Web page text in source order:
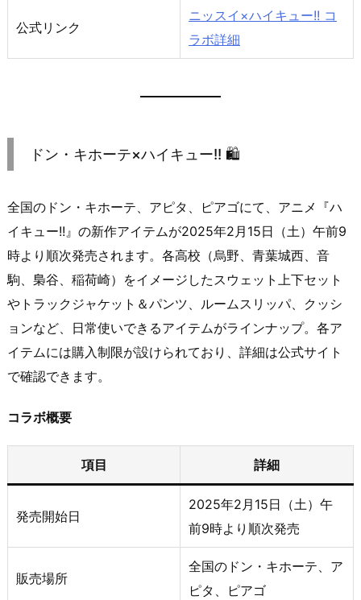
公式リンク
ニッスイ×ハイキュー!! コ
ラボ詳細
ドン・キホーテ×ハイキュー!! 🛍️
全国のドン・キホーテ、アピタ、ピアゴにて、アニメ『ハ
イキュー!!』の新作アイテムが2025年2月15日（土）午前9
時より順次発売されます。​各高校（烏野、青葉城西、音
駒、梟谷、稲荷崎）をイメージしたスウェット上下セット
やトラックジャケット＆パンツ、ルームスリッパ、クッシ
ョンなど、日常使いできるアイテムがラインナップ。​各ア
イテムには購入制限が設けられており、詳細は公式サイト
で確認できます。
コラボ概要
項目 詳細
発売開始日
2025年2月15日（土）午
前9時より順次発売
販売場所
全国のドン・キホーテ、ア
ピタ、ピアゴ